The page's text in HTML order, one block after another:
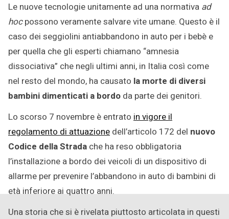
2020
Le nuove tecnologie unitamente ad una normativa ad
hocpossono veramente salvare vite umane. Questo è il
caso dei seggiolini antiabbandono in auto per i bebè e
per quella che gli esperti chiamano “amnesia
dissociativa” che negli ultimi anni, in Italia così come
nel resto del mondo, ha causato la morte di diversi
bambini dimenticati a bordo da parte dei genitori.
Lo scorso 7 novembre è entrato in vigore il
regolamento di attuazione dell’articolo 172 del nuovo
Codice della Strada che ha reso obbligatoria
l’installazione a bordo dei veicoli di un dispositivo di
allarme per prevenire l’abbandono in auto di bambini di
età inferiore ai quattro anni.
Una storia che si è rivelata piuttosto articolata in questi